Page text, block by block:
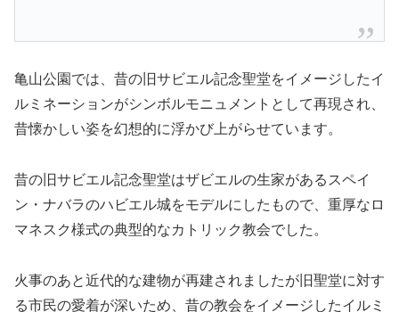
亀山公園では、昔の旧サビエル記念聖堂をイメージしたイ
ルミネーションがシンボルモニュメントとして再現され、
昔懐かしい姿を幻想的に浮かび上がらせています。
昔の旧サビエル記念聖堂はザビエルの生家があるスペイ
ン・ナバラのハビエル城をモデルにしたもので、重厚なロ
マネスク様式の典型的なカトリック教会でした。
火事のあと近代的な建物が再建されましたが旧聖堂に対す
る市民の愛着が深いため、昔の教会をイメージしたイルミ